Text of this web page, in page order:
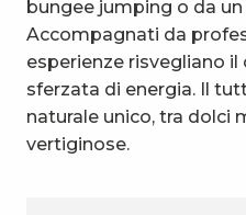
bungee jumping o da un
Accompagnati da
esperienze risvegliano il
sferzata di energia. Il
naturale unico, tra dolci
vertiginose.